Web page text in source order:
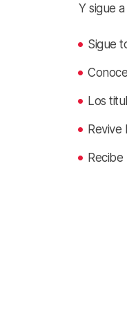
Y sigue a
Sigue
Los
Revive